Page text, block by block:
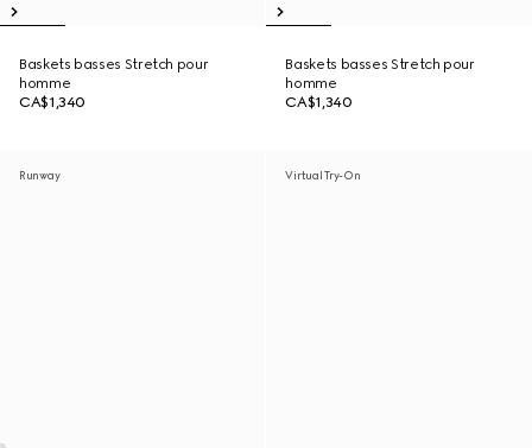
Baskets basses Stretch pour
homme
CA$1,340
Baskets basses Stretch pour
homme
CA$1,340
Runway Virtual Try-On